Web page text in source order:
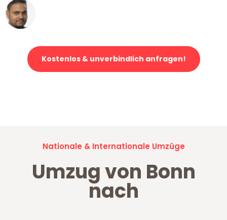
Kostenlos & unverbindlich anfragen!
Nationale & Internationale Umzüge
Umzug von Bonn
nach